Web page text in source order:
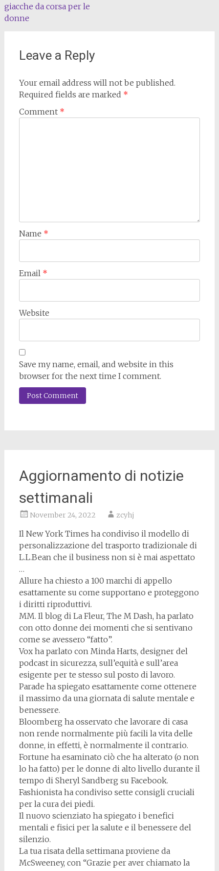
giacche da corsa per le
donne
Leave a Reply
Your email address will not be published.
Required fields are marked *
Comment *
Name *
Email *
Website
Save my name, email, and website in this
browser for the next time I comment.
Aggiornamento di notizie
settimanali
November 24, 2022 zcyhj
Il New York Times ha condiviso il modello di
personalizzazione del trasporto tradizionale di
L.L.Bean che il business non si è mai aspettato
…
Allure ha chiesto a 100 marchi di appello
esattamente su come supportano e proteggono
i diritti riproduttivi.
MM. Il blog di La Fleur, The M Dash, ha parlato
con otto donne dei momenti che si sentivano
come se avessero “fatto”.
Vox ha parlato con Minda Harts, designer del
podcast in sicurezza, sull’equità e sull’area
esigente per te stesso sul posto di lavoro.
Parade ha spiegato esattamente come ottenere
il massimo da una giornata di salute mentale e
benessere.
Bloomberg ha osservato che lavorare di casa
non rende normalmente più facili la vita delle
donne, in effetti, è normalmente il contrario.
Fortune ha esaminato ciò che ha alterato (o non
lo ha fatto) per le donne di alto livello durante il
tempo di Sheryl Sandberg su Facebook.
Fashionista ha condiviso sette consigli cruciali
per la cura dei piedi.
Il nuovo scienziato ha spiegato i benefici
mentali e fisici per la salute e il benessere del
silenzio.
La tua risata della settimana proviene da
McSweeney, con “Grazie per aver chiamato la